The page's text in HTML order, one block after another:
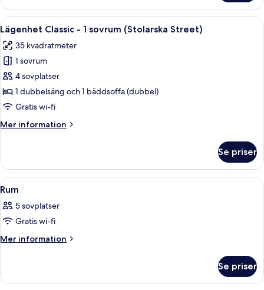
Classic
(Stolarska
Street)
Öppna
alla
foton
för
Lägenhet
Classic
-
sovrum
Ett modernt rum med en säng, en
20
Lägenhet Classic - 1 sovrum (Stolarska Street)
35 kvadratmeter
1 sovrum
4 sovplatser
1 dubbelsäng och 1 bäddsoffa (dubbel)
Gratis wi-fi
Mer information
Mer
Classic
1
(Stolarska
Street)
Se priser
Öppna
alla
foton
för
Rum
Ett sovrum med trägolv, en säng,
12
Rum
5 sovplatser
Gratis wi-fi
Mer information
Mer
Se priser